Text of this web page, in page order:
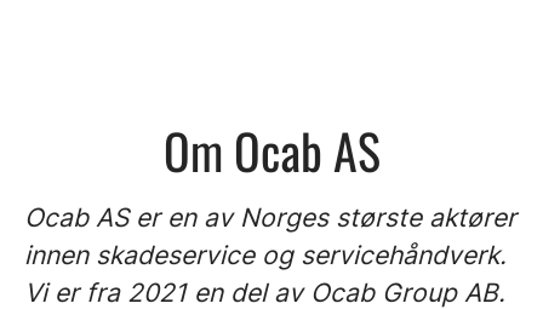
Om Ocab AS
Ocab AS er en av Norges største aktører
innen skadeservice og servicehåndverk.
Vi er fra 2021 en del av Ocab Group AB.